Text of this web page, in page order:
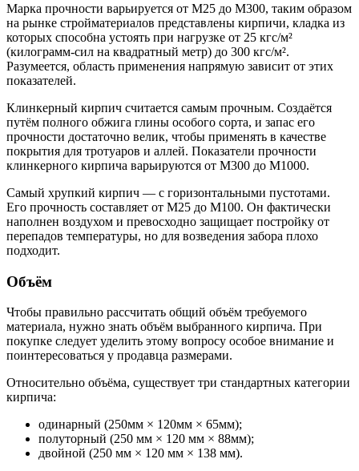
Марка прочности варьируется от М25 до М300, таким образом
на рынке стройматериалов представлены кирпичи, кладка из
которых способна устоять при нагрузке от 25 кгс/м²
(килограмм-сил на квадратный метр) до 300 кгс/м².
Разумеется, область применения напрямую зависит от этих
показателей.
Клинкерный кирпич считается самым прочным. Создаётся
путём полного обжига глины особого сорта, и запас его
прочности достаточно велик, чтобы применять в качестве
покрытия для тротуаров и аллей. Показатели прочности
клинкерного кирпича варьируются от М300 до М1000.
Самый хрупкий кирпич ― с горизонтальными пустотами.
Его прочность составляет от М25 до М100. Он фактически
наполнен воздухом и превосходно защищает постройку от
перепадов температуры, но для возведения забора плохо
подходит.
Объём
Чтобы правильно рассчитать общий объём требуемого
материала, нужно знать объём выбранного кирпича. При
покупке следует уделить этому вопросу особое внимание и
поинтересоваться у продавца размерами.
Относительно объёма, существует три стандартных категории
кирпича:
одинарный (250мм × 120мм × 65мм);
полуторный (250 мм × 120 мм × 88мм);
двойной (250 мм × 120 мм × 138 мм).